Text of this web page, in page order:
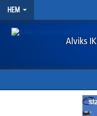
HEM
Alviks IK